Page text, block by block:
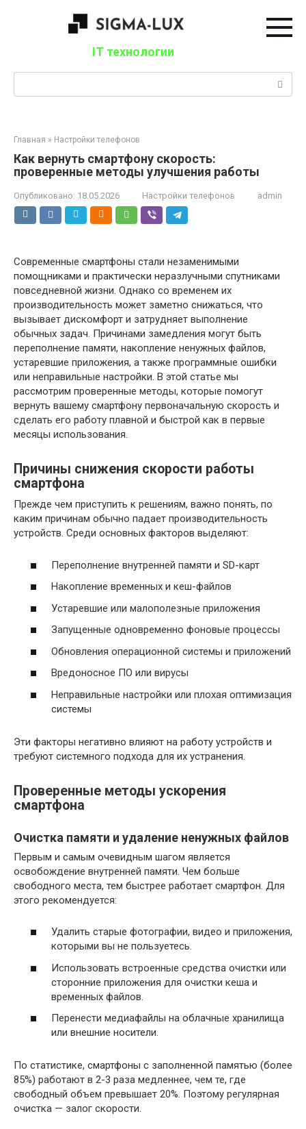
IT технологии
Главная » Настройки телефонов
Как вернуть смартфону скорость:
проверенные методы улучшения работы
Опубликовано: 18.05.2026 Настройки телефонов admin
Современные смартфоны стали незаменимыми
помощниками и практически неразлучными спутниками
повседневной жизни. Однако со временем их
производительность может заметно снижаться, что
вызывает дискомфорт и затрудняет выполнение
обычных задач. Причинами замедления могут быть
переполнение памяти, накопление ненужных файлов,
устаревшие приложения, а также программные ошибки
или неправильные настройки. В этой статье мы
рассмотрим проверенные методы, которые помогут
вернуть вашему смартфону первоначальную скорость и
сделать его работу плавной и быстрой как в первые
месяцы использования.
Причины снижения скорости работы
смартфона
Прежде чем приступить к решениям, важно понять, по
каким причинам обычно падает производительность
устройств. Среди основных факторов выделяют:
Переполнение внутренней памяти и SD-карт
Накопление временных и кеш-файлов
Устаревшие или малополезные приложения
Запущенные одновременно фоновые процессы
Обновления операционной системы и приложений
Вредоносное ПО или вирусы
Неправильные настройки или плохая оптимизация
системы
Эти факторы негативно влияют на работу устройств и
требуют системного подхода для их устранения.
Проверенные методы ускорения
смартфона
Очистка памяти и удаление ненужных файлов
Первым и самым очевидным шагом является
освобождение внутренней памяти. Чем больше
свободного места, тем быстрее работает смартфон. Для
этого рекомендуется:
Удалить старые фотографии, видео и приложения,
которыми вы не пользуетесь.
Использовать встроенные средства очистки или
сторонние приложения для очистки кеша и
временных файлов.
Перенести медиафайлы на облачные хранилища
или внешние носители.
По статистике, смартфоны с заполненной памятью (более
85%) работают в 2-3 раза медленнее, чем те, где
свободный объем превышает 20%. Поэтому регулярная
очистка — залог скорости.